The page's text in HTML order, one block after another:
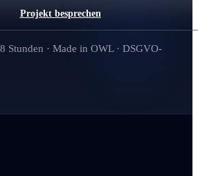
Projekt besprechen
Stunden · Made in OWL · DSGVO-